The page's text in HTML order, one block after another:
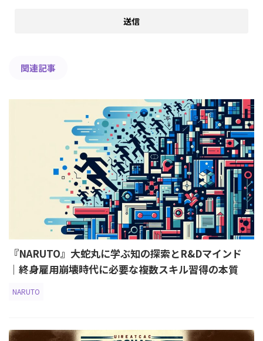
関連記事
『NARUTO』大蛇丸に学ぶ知の探索とR&Dマインド
｜終身雇用崩壊時代に必要な複数スキル習得の本質
NARUTO